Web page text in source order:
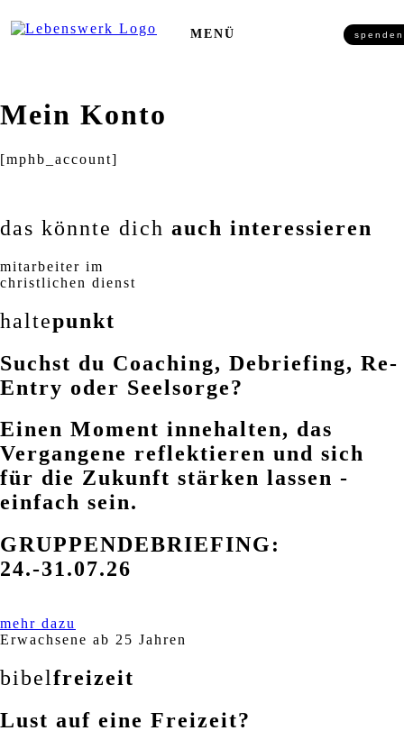
MENÜ spenden
Mein Konto
[mphb_account]
das könnte dich auch interessieren
mitarbeiter im
christlichen dienst
haltepunkt
Suchst du Coaching, Debriefing, Re-
Entry oder Seelsorge?
Einen Moment innehalten, das
Vergangene reflektieren und sich
für die Zukunft stärken lassen -
einfach sein.
GRUPPENDEBRIEFING:
24.-31.07.26
mehr dazu
Erwachsene ab 25 Jahren
bibel freizeit
Lust auf eine Freizeit?